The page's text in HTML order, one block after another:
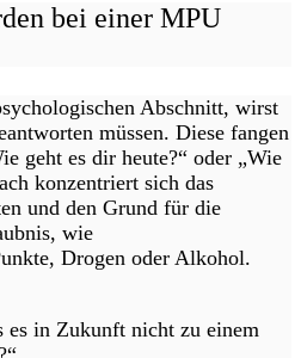
bei einer MPU
Abschnitt, wirst
müssen. Diese fangen
geht es dir heute?“ oder „Wie
konzentriert sich das
und den Grund für die
wie
Drogen oder Alkohol.
es in Zukunft nicht zu einem